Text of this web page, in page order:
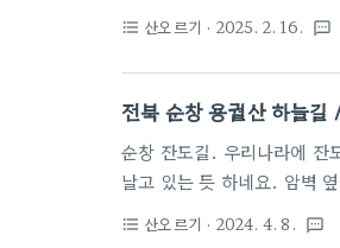
흐르는 곳의 얼음이 겨우내
하고 등산을 해봅니다. 뽀드
도시락을 꺼내어 맛나게 먹
는 ..
format_list_bulleted 산오르기 · 2025. 2. 16. textsms
전북 순창 용궐산 하늘
순창 잔도길. 우리나라에 잔
날고 있는 듯 하네요. 암벽
format_list_bulleted 산오르기 · 2024. 4. 8. textsms